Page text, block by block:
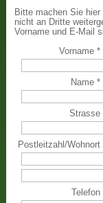
Bitte machen Sie
nicht an Dritte
Vorname und E-Mail
Vorname*
Name*
Strasse
Postleitzahl/Wohnort
Telefon